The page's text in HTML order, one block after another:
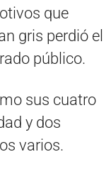
que
gris perdió el
público.
sus cuatro
y dos
varios.